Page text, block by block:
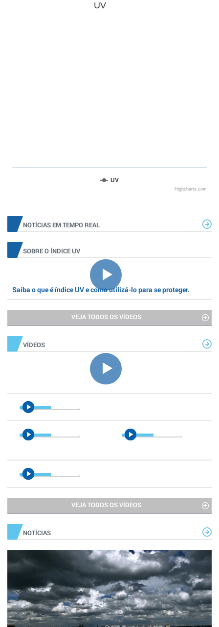
UV
UV
Highcharts.com
NOTÍCIAS EM TEMPO REAL
SOBRE O ÍNDICE UV
Saiba o que é índice UV e como utilizá-lo para se proteger.
VEJA TODOS OS VÍDEOS
VÍDEOS
VEJA TODOS OS VÍDEOS
NOTÍCIAS